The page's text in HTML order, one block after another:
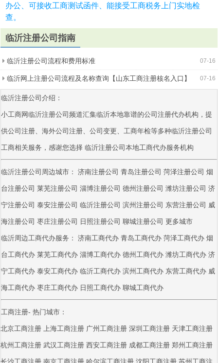
办公、可接收工商测试函件、能接受工商税务上门实地检
查。
临沂注册公司指南
07-16
临沂注册公司流程和费用标准
07-16
临沂网上注册公司流程及名称查询【山东工商注册核名入口】
临沂注册公司介绍：
小工商网临沂注册公司频道汇集临沂本地靠谱的公司注册代办机构，提
供公司注册、海外公司注册、公司变更、工商年检等多种临沂注册公司
工商相关服务，感谢您选择 临沂注册公司本地工商代办服务机构
临沂注册公司周边城市： 济南注册公司 青岛注册公司 菏泽注册公司 烟
台注册公司 莱芜注册公司 淄博注册公司 德州注册公司 潍坊注册公司 济
宁注册公司 泰安注册公司 临沂注册公司 滨州注册公司 东营注册公司 威
海注册公司 枣庄注册公司 日照注册公司 聊城注册公司 更多城市
临沂周边工商代办服务： 济南工商代办 青岛工商代办 菏泽工商代办 烟
台工商代办 莱芜工商代办 淄博工商代办 德州工商代办 潍坊工商代办 济
宁工商代办 泰安工商代办 临沂工商代办 滨州工商代办 东营工商代办 威
海工商代办 枣庄工商代办 日照工商代办 聊城工商代办
工商注册- 热门城市：
北京工商注册 上海工商注册 广州工商注册 深圳工商注册 天津工商注册
杭州工商注册 武汉工商注册 西安工商注册 成都工商注册 郑州工商注册
长沙工商注册 南京工商注册 哈尔滨工商注册 沈阳工商注册 苏州工商注